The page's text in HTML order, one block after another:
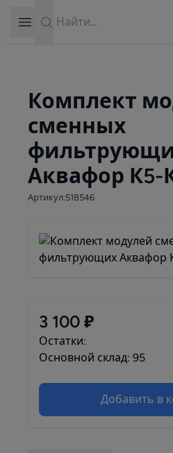
Open sidebar
Комплект
сменных
Аквафор К5-
Артикул:518546
3 100 ₽
Остатки:
Основной склад: 95
Добавить в